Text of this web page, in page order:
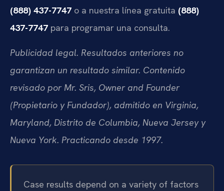
(888) 437-7747 o a nuestra línea gratuita (888)
437-7747 para programar una consulta.
Publicidad legal. Resultados anteriores no
garantizan un resultado similar. Contenido
revisado por Mr. Sris, Owner and Founder
(Propietario y Fundador), admitido en Virginia,
Maryland, Distrito de Columbia, Nueva Jersey y
Nueva York. Practicando desde 1997.
Case results depend on a variety of factors